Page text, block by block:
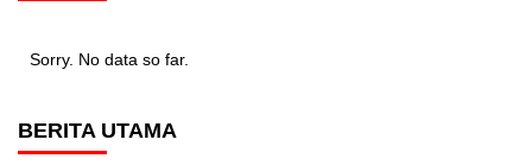
Sorry. No data so far.
BERITA UTAMA